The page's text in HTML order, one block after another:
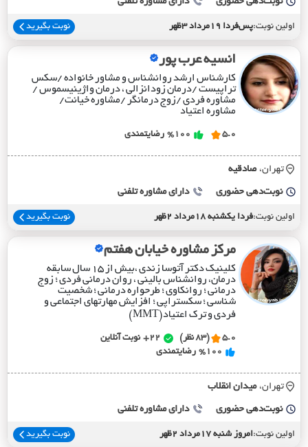
اولین نوبت:پس‌فردا 19مرداد 3ظهر نوبت بگیرید
انسیه عرب پور
کارشناس ارشد روانشناس و مشاور خانواده /سکس
تراپیست /درمان زودانزالی ، درمان واژینیسموس /
مشاوره فردی /زوج درمانگر /مشاوره خیانت/
مشاوره اعتیاد
5.0
%100 رضایتمندی
تهران، صادقيه
نوبت‌دهی حضوری دارای مشاوره تلفنی
اولین نوبت:فردا یکشنبه 18مرداد 2ظهر نوبت بگیرید
مرکز مشاوره خیابان هفتم
کلینیک دکتر آتوسا زندی ،بیش از ۱۵ سال سابقه
درمان، روانشناس بالینی ، روان درمانی فردی ؛ زوج
درمانی ؛ روانکاوی ؛ طرحواره درمانی ؛ شخصیت
شناسی ؛ سکستراپی ؛ افزایش مهارتهای اجتماعی و
فردی و ترک اعتیاد(MMT)
5.0 (83 نظر) 22+
نوبت آنلاین
%100 رضایتمندی
تهران، ميدان انقلاب
نوبت‌دهی حضوری دارای مشاوره تلفنی
اولین نوبت:امروز شنبه 17مرداد 2ظهر نوبت بگیرید